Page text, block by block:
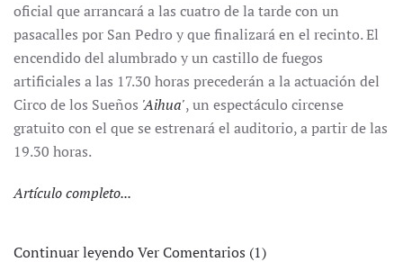
oficial que arrancará a las cuatro de la tarde con un
pasacalles por San Pedro y que finalizará en el recinto. El
encendido del alumbrado y un castillo de fuegos
artificiales a las 17.30 horas precederán a la actuación del
Circo de los Sueños 'Aihua', un espectáculo circense
gratuito con el que se estrenará el auditorio, a partir de las
19.30 horas.
Artículo completo...
Continuar leyendoVer Comentarios (1)